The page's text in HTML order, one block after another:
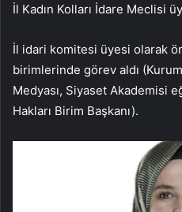
İl Kadın Kolları İdare Meclisi
İl idari komitesi üyesi olarak
birimlerinde görev aldı
Medyası, Siyaset Akademisi
Hakları Birim Başkanı).